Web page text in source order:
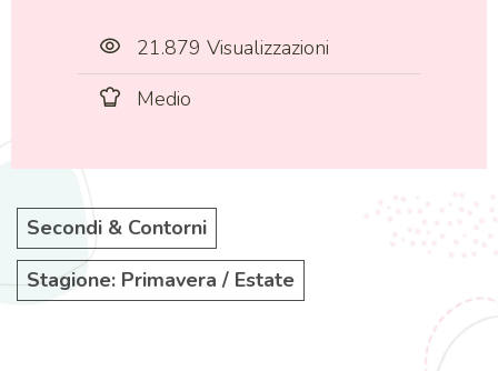
21.879 Visualizzazioni
Medio
Secondi & Contorni
Stagione: Primavera / Estate